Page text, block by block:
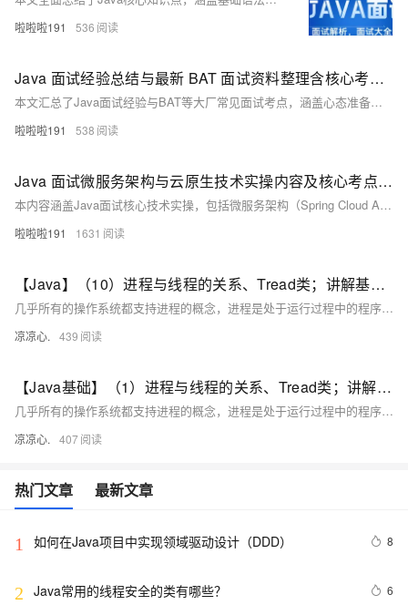
啦啦啦191 536
Java 面试经验总结与最新 BAT 面试资料整理含核心考点的 Java 面试经验及最新 BAT 面试资料
本文汇总了Java面试经验与BAT等大厂常见面试考点，涵盖心态准备、简历优化、面试技巧及Java基础、多线程、JVM、数据库、框架等核心技术点，并附实际代码示例，助力高效备战Java面试。
啦啦啦191 538
Java 面试微服务架构与云原生技术实操内容及核心考点梳理 Java 面试
本内容涵盖Java面试核心技术实操，包括微服务架构（Spring Cloud Alibaba）、响应式编程（WebFlux）、容器化（Docker+K8s）、函数式编程、多级缓存、分库分表、链路追踪（Skywalking）等大厂高频考点，助你系统提升面试能力。
啦啦啦191 1631
【Java】（10）进程与线程的关系、Tread类；讲解基本线程安全、网络编程内容；JSON序列化与反序列化
几乎所有的操作系统都支持进程的概念，进程是处于运行过程中的程序，并且具有一定的独立功能，进程是系统进行资源分配和调度的一个独立单位一般而言，进程包含如下三个特征。独立性动态性并发性。
凉凉心. 439
【Java基础】（1）进程与线程的关系、Tread类；讲解基本线程安全、网络编程内容；JSON序列化与反序列化
几乎所有的操作系统都支持进程的概念，进程是处于运行过程中的程序，并且具有一定的独立功能，进程是系统进行资源分配和调度的一个独立单位一般而言，进程包含如下三个特征。独立性动态性并发性。
凉凉心. 407
热门文章 最新文章
1 如何在Java项目中实现领域驱动设计（DDD） 8
2 Java常用的线程安全的类有哪些？ 6